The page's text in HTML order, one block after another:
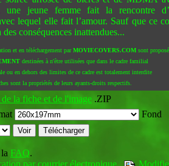
une jeune femme fait la rencontre
lequel elle fait l’amour. Sauf que ce
des conséquences inattendues...
et en téléchargement parMOVIECOVERS.COMsont
destinées à n'être utilisées que dans le cadre familial
ou en dehors des limites de ce cadre est totalement interdite
sont la propriétés de leurs ayants-droits respectifs.
la fiche et de l'image .ZIP
Fond
FAQ.
par courrier électronique